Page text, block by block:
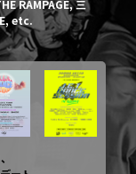
RAMPAGE, 三
etc.